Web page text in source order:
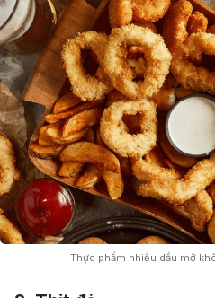
Thực phẩm nhiều dầu mỡ